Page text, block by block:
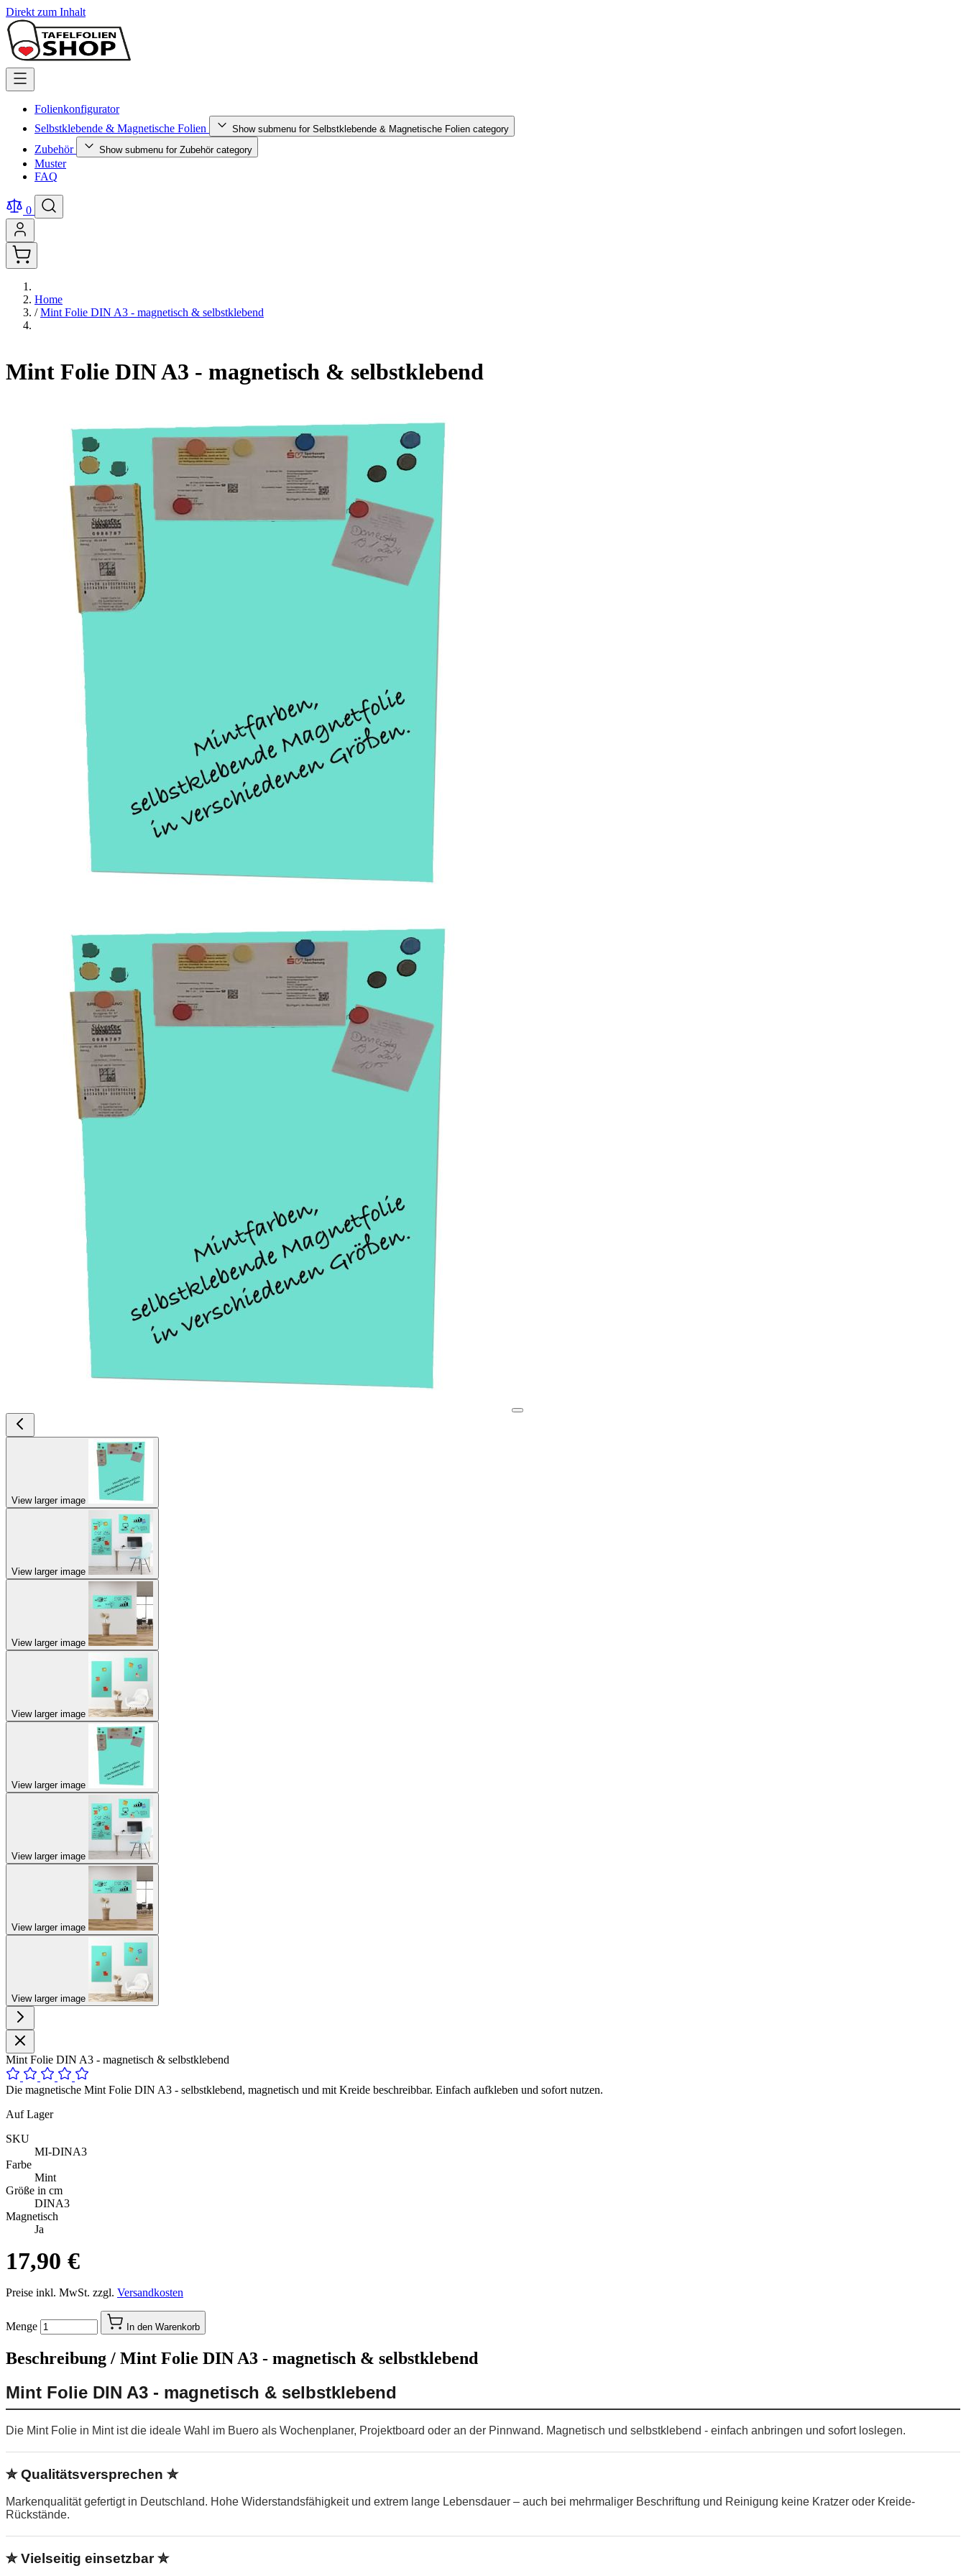
Direkt zum Inhalt
Folienkonfigurator
Selbstklebende & Magnetische Folien
Show submenu for Selbstklebende & Magnetische Folien category
Zubehör Show submenu for Zubehör category
Muster
FAQ
0
Home
/ Mint Folie DIN A3 - magnetisch & selbstklebend
Mint Folie DIN A3 - magnetisch & selbstklebend
View larger image
View larger image
View larger image
View larger image
View larger image
View larger image
View larger image
View larger image
Mint Folie DIN A3 - magnetisch & selbstklebend
Die magnetische Mint Folie DIN A3 - selbstklebend, magnetisch und mit Kreide beschreibbar. Einfach aufkleben und sofort nutzen.
Auf Lager
SKU
MI-DINA3
Farbe
Mint
Größe in cm
DINA3
Magnetisch
Ja
17,90 €
Preise inkl. MwSt. zzgl. Versandkosten
Menge In den Warenkorb
Beschreibung / Mint Folie DIN A3 - magnetisch & selbstklebend
Mint Folie DIN A3 - magnetisch & selbstklebend
Die Mint Folie in Mint ist die ideale Wahl im Buero als Wochenplaner, Projektboard oder an der Pinnwand. Magnetisch und selbstklebend - einfach anbringen und sofort loslegen.
✮ Qualitätsversprechen ✮
Markenqualität gefertigt in Deutschland. Hohe Widerstandsfähigkeit und extrem lange Lebensdauer – auch bei mehrmaliger Beschriftung und Reinigung keine Kratzer oder Kreide-
Rückstände.
✮ Vielseitig einsetzbar ✮